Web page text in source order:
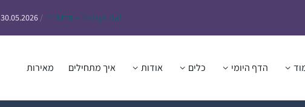
Today’s Daf – זבחים נ״ו /
30.05.2026
הדף היומי כלים אודות איך מתחילים מאירות